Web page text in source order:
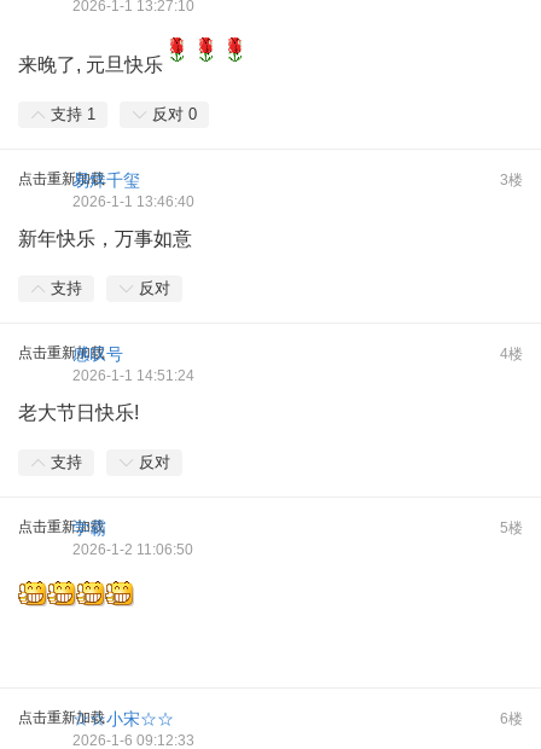
2026-1-1 13:27:10
来晚了, 元旦快乐
支持 1 反对 0
点击重新加载 3楼
易烊千玺
2026-1-1 13:46:40
新年快乐，万事如意
支持 反对
点击重新加载 4楼
感叹号
2026-1-1 14:51:24
老大节日快乐!
支持 反对
点击重新加载 5楼
学霸
2026-1-2 11:06:50
点击重新加载 6楼
☆☆小宋☆☆
2026-1-6 09:12:33